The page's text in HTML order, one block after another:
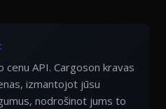
API. Cargoson kravas
izmantojot jūsu
nodrošinot jums to